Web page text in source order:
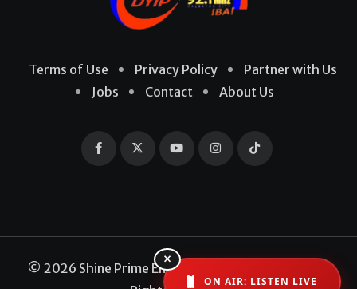
Terms of Use Privacy Policy
Partner with Us
Jobs
Contact About Us
© 2026 Shine Prime Entertainment Production. All
×
ON AIR: LISTEN LIVE